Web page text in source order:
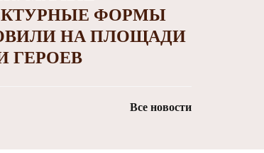
ФОРМЫ
НА ПЛОЩАДИ
ГЕРОЕВ
Все новости